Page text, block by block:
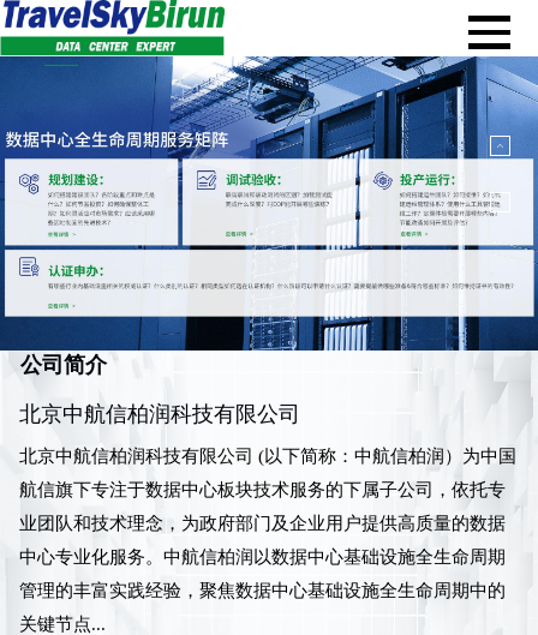
null
<img src=x onerror=alert(1)>
公司简介
北京中航信柏润科技有限公司
北京中航信柏润科技有限公司 (以下简称：中航信柏润）为中国
航信旗下专注于数据中心板块技术服务的下属子公司，依托专
业团队和技术理念，为政府部门及企业用户提供高质量的数据
中心专业化服务。中航信柏润以数据中心基础设施全生命周期
管理的丰富实践经验，聚焦数据中心基础设施全生命周期中的
关键节点...
公司简介
产品与服务
新闻资讯
加入柏润